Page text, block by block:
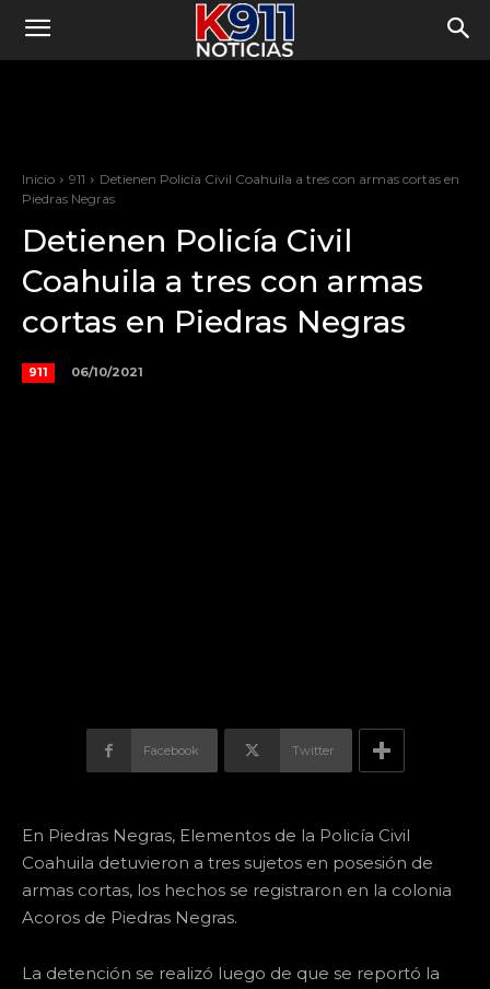
Inicio 911
Detienen Policía Civil Coahuila a tres con armas cortas en
Piedras Negras
Detienen Policía Civil
Coahuila a tres con armas
cortas en Piedras Negras
911 06/10/2021
Facebook Twitter
En Piedras Negras, Elementos de la Policía Civil
Coahuila detuvieron a tres sujetos en posesión de
armas cortas, los hechos se registraron en la colonia
Acoros de Piedras Negras.
La detención se realizó luego de que se reportó la